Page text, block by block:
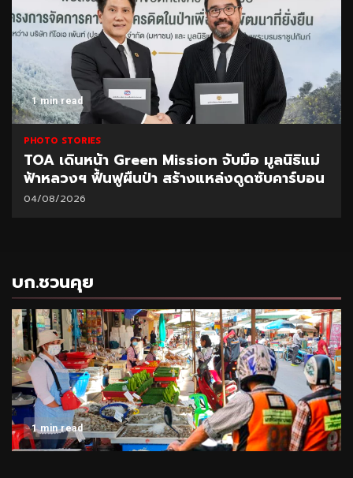
มูลนิธิแม่
บคาร์บอน
1 min read
CEO นำทีมผู้บริหาร BAM ลุยพื้นที่สำ
มอบนโยบายเร่งบริหารหนี้ – จำหน่า
บก.ชวนคุย
1 min read